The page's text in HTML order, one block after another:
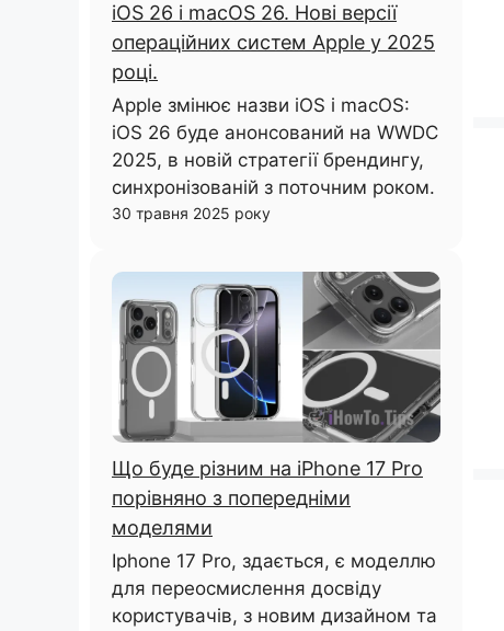
iOS 26 і macOS 26. Нові версії
операційних систем Apple у 2025
році.
Apple змінює назви iOS і macOS:
iOS 26 буде анонсований на WWDC
2025, в новій стратегії брендингу,
синхронізованій з поточним роком.
30 травня 2025 року
Що буде різним на iPhone 17 Pro
порівняно з попередніми
моделями
Iphone 17 Pro, здається, є моделлю
для переосмислення досвіду
користувачів, з новим дизайном та